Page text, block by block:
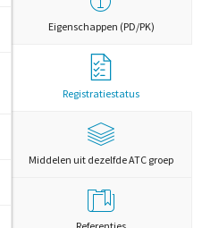
Eigenschappen (PD/PK)
Registratiestatus
Middelen uit dezelfde ATC groep